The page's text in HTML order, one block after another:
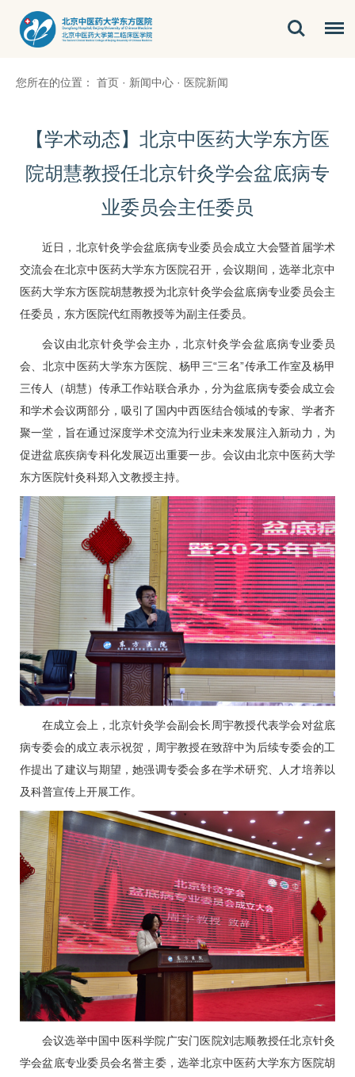
您所在的位置： 首页 · 新闻中心 · 医院新闻
【学术动态】北京中医药大学东方医
院胡慧教授任北京针灸学会盆底病专
业委员会主任委员
近日，北京针灸学会盆底病专业委员会成立大会暨首届学术
交流会在北京中医药大学东方医院召开，会议期间，选举北京中
医药大学东方医院胡慧教授为北京针灸学会盆底病专业委员会主
任委员，东方医院代红雨教授等为副主任委员。
会议由北京针灸学会主办，北京针灸学会盆底病专业委员
会、北京中医药大学东方医院、杨甲三“三名”传承工作室及杨甲
三传人（胡慧）传承工作站联合承办，分为盆底病专委会成立会
和学术会议两部分，吸引了国内中西医结合领域的专家、学者齐
聚一堂，旨在通过深度学术交流为行业未来发展注入新动力，为
促进盆底疾病专科化发展迈出重要一步。会议由北京中医药大学
东方医院针灸科郑入文教授主持。
在成立会上，北京针灸学会副会长周宇教授代表学会对盆底
病专委会的成立表示祝贺，周宇教授在致辞中为后续专委会的工
作提出了建议与期望，她强调专委会多在学术研究、人才培养以
及科普宣传上开展工作。
会议选举中国中医科学院广安门医院刘志顺教授任北京针灸
学会盆底专业委员会名誉主委，选举北京中医药大学东方医院胡